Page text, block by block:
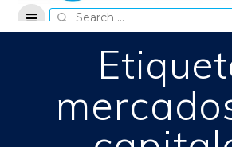
for: